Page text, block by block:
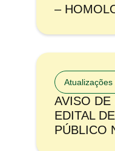
–
Atualizações
AVISO DE
EDITAL
PÚBLICO